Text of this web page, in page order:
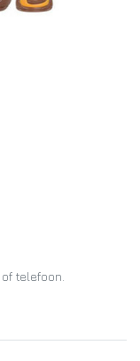
telefoon.